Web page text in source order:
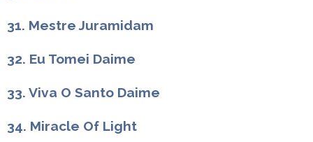
31. Mestre Juramidam
32. Eu Tomei Daime
33. Viva O Santo Daime
34. Miracle Of Light